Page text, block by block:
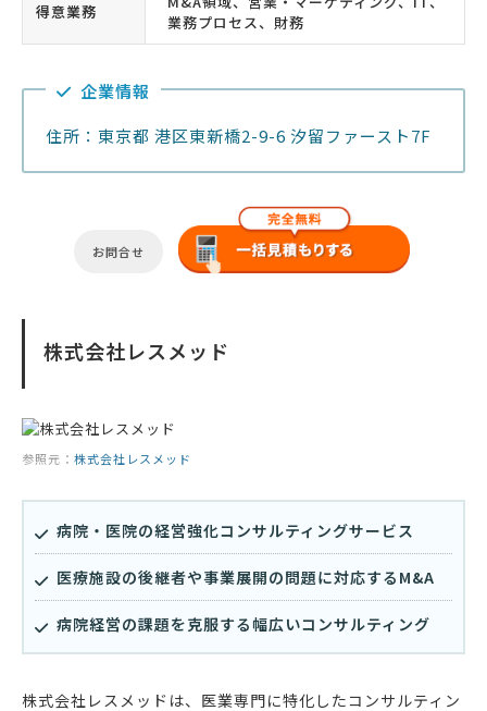
得意業務
業務プロセス、財務
企業情報
住所：東京都 港区東新橋2-9-6 汐留ファースト7F
お問合せ
株式会社レスメッド
参照元： 株式会社レスメッド
病院・医院の経営強化コンサルティングサービス
医療施設の後継者や事業展開の問題に対応するM&A
病院経営の課題を克服する幅広いコンサルティング
株式会社レスメッドは、医業専門に特化したコンサルティン